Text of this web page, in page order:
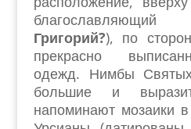
благославляющий
Григорий?), по
прекрасно
одежд. Нимбы
большие и
напоминают мозаики